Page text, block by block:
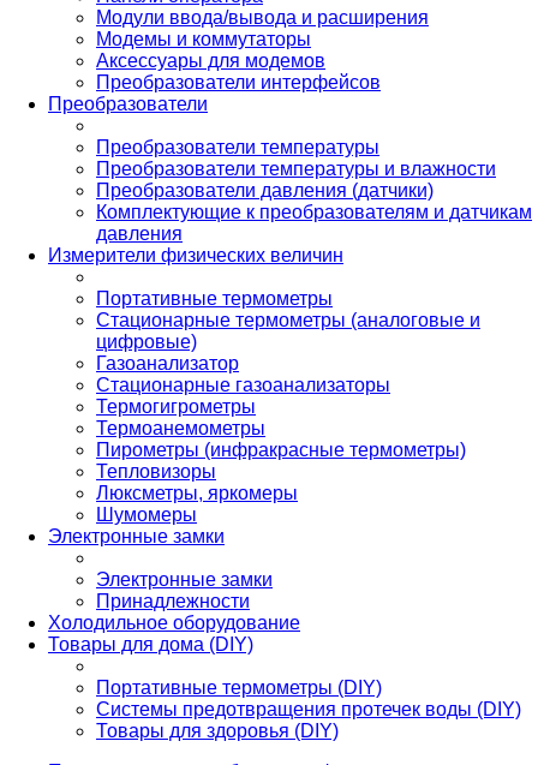
Модули ввода/вывода и расширения
Модемы и коммутаторы
Аксессуары для модемов
Преобразователи интерфейсов
Преобразователи
Преобразователи температуры
Преобразователи температуры и влажности
Преобразователи давления (датчики)
Комплектующие к преобразователям и датчикам
давления
Измерители физических величин
Портативные термометры
Стационарные термометры (аналоговые и
цифровые)
Газоанализатор
Стационарные газоанализаторы
Термогигрометры
Термоанемометры
Пирометры (инфракрасные термометры)
Тепловизоры
Люксметры, яркомеры
Шумомеры
Электронные замки
Электронные замки
Принадлежности
Холодильное оборудование
Товары для дома (DIY)
Портативные термометры (DIY)
Системы предотвращения протечек воды (DIY)
Товары для здоровья (DIY)